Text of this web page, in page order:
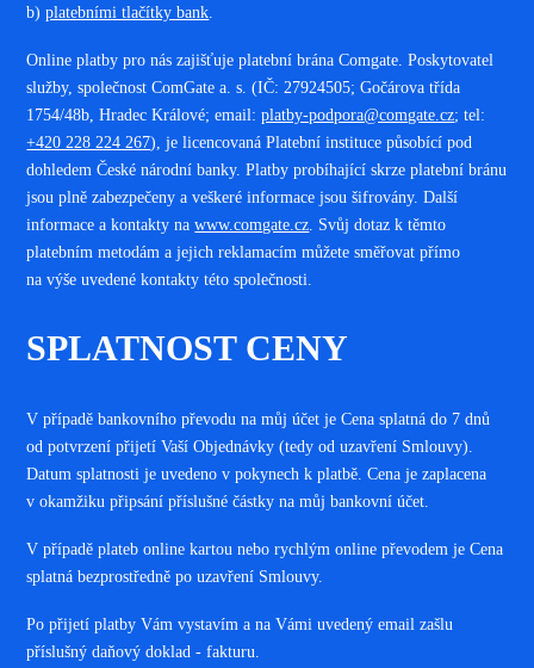
b)platebními tlačítky bank
Online platby pro nás zajišťuje platební brána Comgate. Poskytovatel
služby, společnost ComGate a. s. (IČ: 27924505; Gočárova třída
1754/48b, Hradec Králové; email:platby-podpora@comgate.cz; tel:
+420 228 224 267), je licencovaná Platební instituce působící pod
dohledem České národní banky. Platby probíhající skrze platební bránu
jsou plně zabezpečeny a veškeré informace jsou šifrovány. Další
informace a kontakty nawww.comgate.cz . Svůj dotaz k těmto
platebním metodám a jejich reklamacím můžete směřovat přímo
na výše uvedené kontakty této společnosti.
SPLATNOST CENY
V případě bankovního převodu na můj účet je Cena splatná do 7 dnů
od potvrzení přijetí Vaší Objednávky (tedy od uzavření Smlouvy).
Datum splatnosti je uvedeno v pokynech k platbě. Cena je zaplacena
v okamžiku připsání příslušné částky na můj bankovní účet.
V případě plateb online kartou nebo rychlým online převodem je Cena
splatná bezprostředně po uzavření Smlouvy.
Po přijetí platby Vám vystavím a na Vámi uvedený email zašlu
příslušný daňový doklad - fakturu.